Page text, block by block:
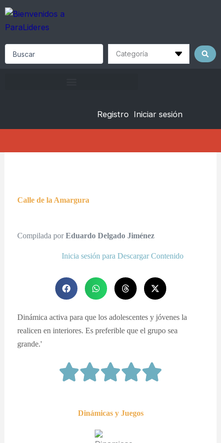
Skip
content
Registro Iniciar sesión
Calle de la Amargura
Compilada porEduardo Delgado Jiménez
Inicia sesión para Descargar Contenido
Dinámica activa para que los adolescentes y jóvenes la
realicen en interiores. Es preferible que el grupo sea
grande.'
Dinámicas y Juegos